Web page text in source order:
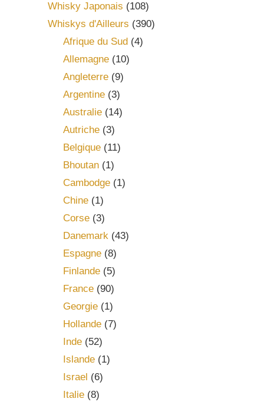
Whisky Japonais (108)
Whiskys d'Ailleurs (390)
Afrique du Sud (4)
Allemagne(10)
Angleterre(9)
Argentine(3)
Australie(14)
Autriche(3)
Belgique(11)
Bhoutan(1)
Cambodge(1)
Chine(1)
Corse(3)
Danemark(43)
Espagne(8)
Finlande(5)
France(90)
Georgie(1)
Hollande(7)
Inde(52)
Islande(1)
Israel (6)
Italie(8)